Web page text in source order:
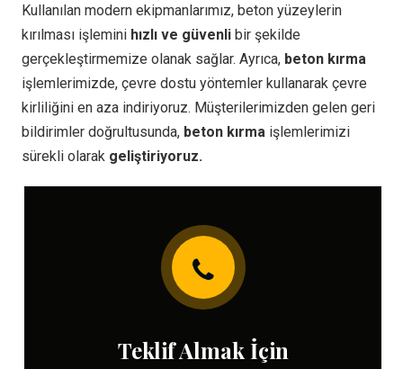
Kullanılan modern ekipmanlarımız, beton yüzeylerin
kırılması işlemini hızlı ve güvenli bir şekilde
gerçekleştirmemize olanak sağlar. Ayrıca, beton kırma
işlemlerimizde, çevre dostu yöntemler kullanarak çevre
kirliliğini en aza indiriyoruz. Müşterilerimizden gelen geri
bildirimler doğrultusunda, beton kırma işlemlerimizi
sürekli olarak geliştiriyoruz.
Teklif Almak İçin